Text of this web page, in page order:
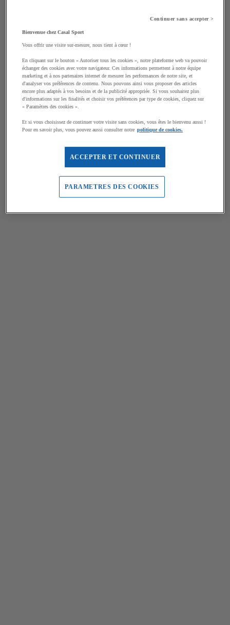
Continuer sans accepter >
Bienvenue chez Casal Sport
Vous offrir une visite sur-mesure, nous tient à cœur !
En cliquant sur le bouton « Autoriser tous les cookies », notre plateforme web va pouvoir
échanger des cookies avec votre navigateur. Ces informations permettent à notre équipe
marketing et à nos partenaires internet de mesurer les performances de notre site, et
d'analyser vos préférences de contenu. Nous pouvons ainsi vous proposer des articles
encore plus adaptés à vos besoins et de la publicité appropriée. Si vous souhaitez plus
d'informations sur les finalités et choisir vos préférences par type de cookies, cliquez sur
« Paramètres des cookies ».
Et si vous choisissez de continuer votre visite sans cookies, vous êtes le bienvenu aussi !
Pour en savoir plus, vous pouvez aussi consulter notre politique de cookies.
ACCEPTER ET CONTINUER
PARAMETRES DES COOKIES